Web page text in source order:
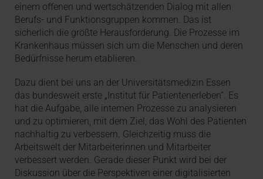
einem offenen und wertschätzenden Dialog mit allen
Berufs- und Funktionsgruppen kommen. Das ist
sicherlich die größte Herausforderung. Die Prozesse im
Krankenhaus müssen sich um die Menschen und deren
Bedürfnisse herum etablieren.
Dazu dient bei uns an der Universitätsmedizin Essen
das bundesweit erste „Institut für Patientenerleben“. Es
hat die Aufgabe, alle internen Prozesse zu analysieren
und zu optimieren, mit dem Ziel, das Wohl des Patienten
nachhaltig zu verbessern. Gleichzeitig muss die
Arbeitswelt der Mitarbeiterinnen und Mitarbeiter
verbessert werden. Gerade dieser Punkt wird bei der
Diskussion über die Perspektiven einer digitalisierten